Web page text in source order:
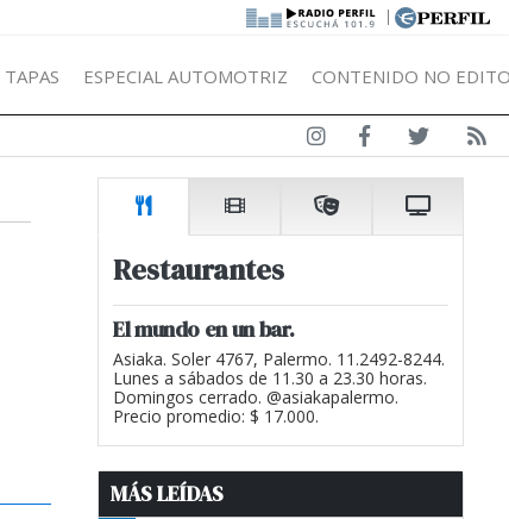
|
TAPAS ESPECIAL AUTOMOTRIZ CONTENIDO NO
Restaurantes
El mundo en un bar.
Asiaka. Soler 4767, Palermo. 11.2492-8244.
Lunes a sábados de 11.30 a 23.30 horas.
Domingos cerrado. @asiakapalermo.
Precio promedio: $ 17.000.
MÁS LEÍDAS